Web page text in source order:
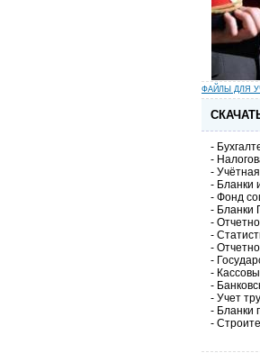
ФАЙЛЫ ДЛЯ
-
-
-
-
- Фонд
- Бланки
-
-
-
-
-
-
- Учет
- Бланки
-